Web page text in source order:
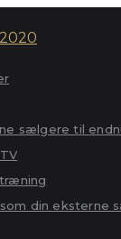
sælgere til
din eksterne